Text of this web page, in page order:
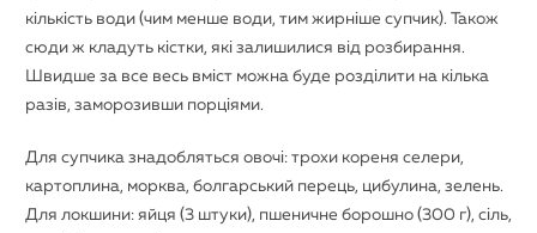
кількість води (чим менше води, тим жирніше супчик). Також
сюди ж кладуть кістки, які залишилися від розбирання.
Швидше за все весь вміст можна буде розділити на кілька
разів, заморозивши порціями.
Для супчика знадобляться овочі: трохи кореня селери,
картоплина, морква, болгарський перець, цибулина, зелень.
Для локшини: яйця (3 штуки), пшеничне борошно (300 г), сіль,